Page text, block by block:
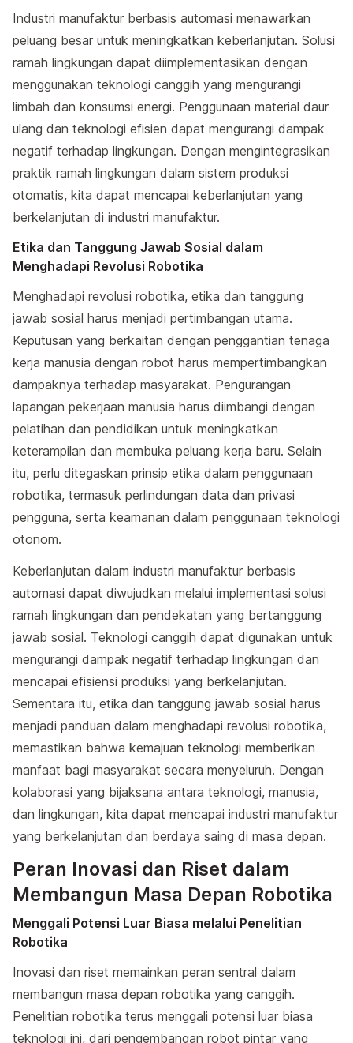
Industri manufaktur berbasis automasi menawarkan
peluang besar untuk meningkatkan keberlanjutan. Solusi
ramah lingkungan dapat diimplementasikan dengan
menggunakan teknologi canggih yang mengurangi
limbah dan konsumsi energi. Penggunaan material daur
ulang dan teknologi efisien dapat mengurangi dampak
negatif terhadap lingkungan. Dengan mengintegrasikan
praktik ramah lingkungan dalam sistem produksi
otomatis, kita dapat mencapai keberlanjutan yang
berkelanjutan di industri manufaktur.
Etika dan Tanggung Jawab Sosial dalam
Menghadapi Revolusi Robotika
Menghadapi revolusi robotika, etika dan tanggung
jawab sosial harus menjadi pertimbangan utama.
Keputusan yang berkaitan dengan penggantian tenaga
kerja manusia dengan robot harus mempertimbangkan
dampaknya terhadap masyarakat. Pengurangan
lapangan pekerjaan manusia harus diimbangi dengan
pelatihan dan pendidikan untuk meningkatkan
keterampilan dan membuka peluang kerja baru. Selain
itu, perlu ditegaskan prinsip etika dalam penggunaan
robotika, termasuk perlindungan data dan privasi
pengguna, serta keamanan dalam penggunaan teknologi
otonom.
Keberlanjutan dalam industri manufaktur berbasis
automasi dapat diwujudkan melalui implementasi solusi
ramah lingkungan dan pendekatan yang bertanggung
jawab sosial. Teknologi canggih dapat digunakan untuk
mengurangi dampak negatif terhadap lingkungan dan
mencapai efisiensi produksi yang berkelanjutan.
Sementara itu, etika dan tanggung jawab sosial harus
menjadi panduan dalam menghadapi revolusi robotika,
memastikan bahwa kemajuan teknologi memberikan
manfaat bagi masyarakat secara menyeluruh. Dengan
kolaborasi yang bijaksana antara teknologi, manusia,
dan lingkungan, kita dapat mencapai industri manufaktur
yang berkelanjutan dan berdaya saing di masa depan.
Peran Inovasi dan Riset dalam
Membangun Masa Depan Robotika
Menggali Potensi Luar Biasa melalui Penelitian
Robotika
Inovasi dan riset memainkan peran sentral dalam
membangun masa depan robotika yang canggih.
Penelitian robotika terus menggali potensi luar biasa
teknologi ini, dari pengembangan robot pintar yang